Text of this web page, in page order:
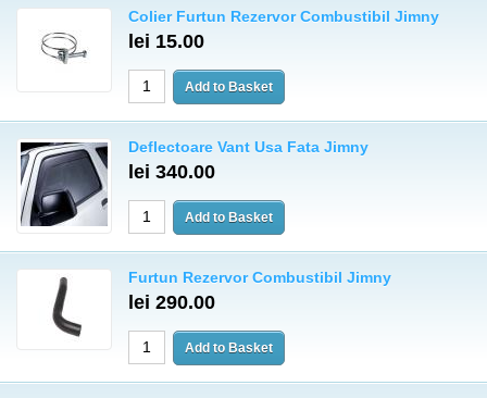
Colier Furtun Rezervor Combustibil Jimny
lei 15.00
Deflectoare Vant Usa Fata Jimny
lei 340.00
Furtun Rezervor Combustibil Jimny
lei 290.00